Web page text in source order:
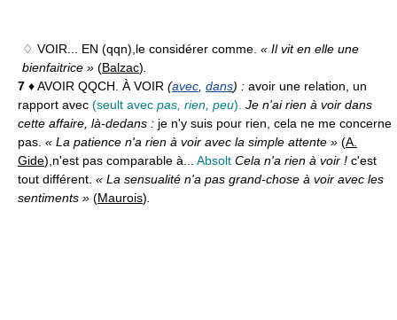
♢ VOIR... EN (qqn), le considérer comme. « Il vit en elle une
bienfaitrice » (Balzac)
7 ♦ AVOIR QQCH. À VOIR (avec dans) : avoir une relation, un
rapport avec (seult avec pas, rien, peu). Je n'ai rien à voir dans
cette affaire, là-dedans : je n'y suis pour rien, cela ne me concerne
pas. « La patience n'a rien à voir avec la simple attente » (A.
Gide), n'est pas comparable à... Absolt Cela n'a rien à voir ! c'est
tout différent. « La sensualité n'a pas grand-chose à voir avec les
sentiments » (Maurois)